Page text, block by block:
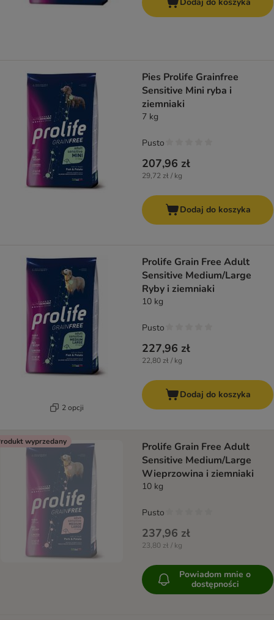
Pies Prolife Grainfree
Sensitive Mini ryba i
ziemniaki
7 kg
207,96 zł
29,72 zł / kg
Pusto
Dodaj do koszyka
2 opcji
Prolife Grain Free Adult
Sensitive Medium/Large
Ryby i ziemniaki
10 kg
227,96 zł
22,80 zł / kg
Pusto
Dodaj do koszyka
wyprzedany
Prolife Grain Free Adult
Sensitive Medium/Large
Wieprzowina i ziemniaki
10 kg
237,96 zł
23,80 zł / kg
Pusto
Powiadom mnie o
dostępności